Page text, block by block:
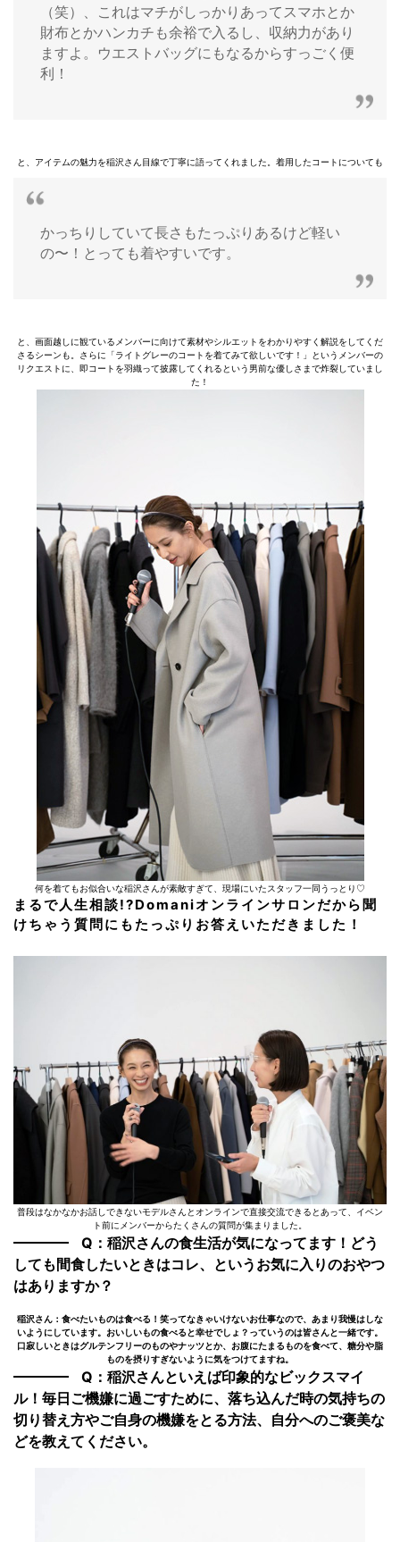
（笑）、これはマチがしっかりあってスマホとか
財布とかハンカチも余裕で入るし、収納力があり
ますよ。ウエストバッグにもなるからすっごく便
利！
と、アイテムの魅力を稲沢さん目線で丁寧に語ってくれました。着用したコートについても
かっちりしていて長さもたっぷりあるけど軽い
の〜！とっても着やすいです。
と、画面越しに観ているメンバーに向けて素材やシルエットをわかりやすく解説をしてくだ
さるシーンも。さらに「ライトグレーのコートを着てみて欲しいです！」というメンバーの
リクエストに、即コートを羽織って披露してくれるという男前な優しさまで炸裂していまし
た！
何を着てもお似合いな稲沢さんが素敵すぎて、現場にいたスタッフ一同うっとり♡
まるで人生相談!?Domaniオンラインサロンだから聞
けちゃう質問にもたっぷりお答えいただきました！
普段はなかなかお話しできないモデルさんとオンラインで直接交流できるとあって、イベン
ト前にメンバーからたくさんの質問が集まりました。
Q：稲沢さんの食生活が気になってます！どう
しても間食したいときはコレ、というお気に入りのおやつ
はありますか？
稲沢さん：食べたいものは食べる！笑ってなきゃいけないお仕事なので、あまり我慢はしな
いようにしています。おいしいもの食べると幸せでしょ？っていうのは皆さんと一緒です。
口寂しいときはグルテンフリーのものやナッツとか、お腹にたまるものを食べて、糖分や脂
ものを摂りすぎないように気をつけてますね。
Q：稲沢さんといえば印象的なビックスマイ
ル！毎日ご機嫌に過ごすために、落ち込んだ時の気持ちの
切り替え方やご自身の機嫌をとる方法、自分へのご褒美な
どを教えてください。